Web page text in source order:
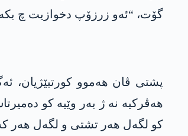
گۆت، “ئەو زرزۆپ دخوازیت چ بکەت؟” ھەر
پشتی ڤان ھەموو کورتبێژیان،
ھەڤرکیە نە ژ بەر وێیە کو
کو لگەل ھەر تشتی و لگەل هەر